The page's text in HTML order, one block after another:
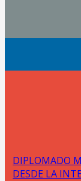
DIPLOMADO
DESDE LA